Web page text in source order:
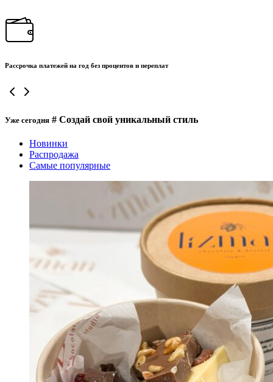
Рассрочка платежей на год без процентов и переплат
Уже сегодня # Создай свой уникальный стиль
Новинки
Распродажа
Самые популярные